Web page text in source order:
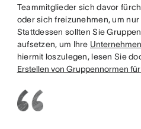
Teammitglieder sich davor
oder sich freizunehmen, um
Stattdessen sollten Sie
aufsetzen, um Ihre
hiermit loszulegen, lesen Sie
Erstellen von Gruppennormen